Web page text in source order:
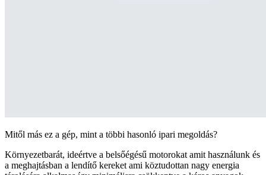
Mitől más ez a gép, mint a többi hasonló ipari megoldás?
Környezetbarát, ideértve a belsőégésű motorokat amit használunk és
a meghajtásban a lendítő kereket ami köztudottan nagy energia